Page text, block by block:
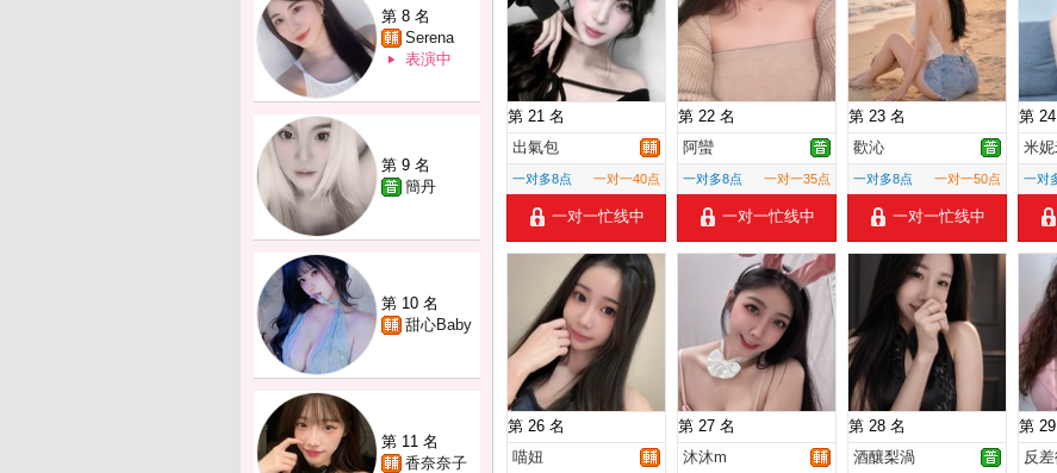
第 8 名
Serena
表演中
第 9 名
簡丹
第 10 名
甜心Baby
第 11 名
香奈奈子
第 21 名
出氣包
一对多8点 一对一40点
一对一忙线中
第 22 名
阿蠻
一对多8点 一对一35点
一对一忙线中
第 23 名
歡沁
一对多8点 一对一50点
一对一忙线中
第
米
一对
第 26 名
喵妞
第 27 名
沐沐m
第 28 名
酒釀梨渦
第
反